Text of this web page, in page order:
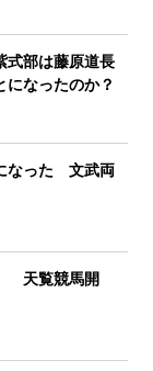
部は藤原道長
になったのか？
なった 文武両
天覧競馬開